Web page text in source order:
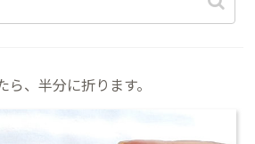
、半分に折ります。